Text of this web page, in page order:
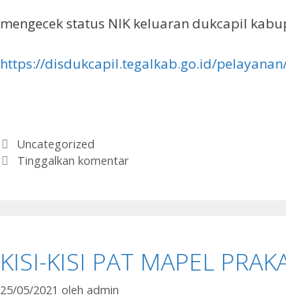
mengecek status NIK keluaran dukcapil
https://disdukcapil.tegalkab.go.id/
Kategori
Uncategorized
Tinggalkan komentar
KISI-KISI PAT MAPEL
25/05/2021 oleh admin